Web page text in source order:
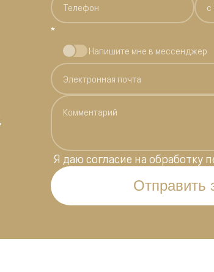
*
c
Напишите мне в мессенджер
Я даю согласие на обработку
Отправить